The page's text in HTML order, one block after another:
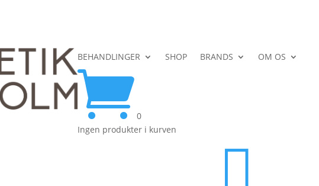
BEHANDLINGER SHOP BRANDS OM OS
 0
Ingen produkter i kurven
